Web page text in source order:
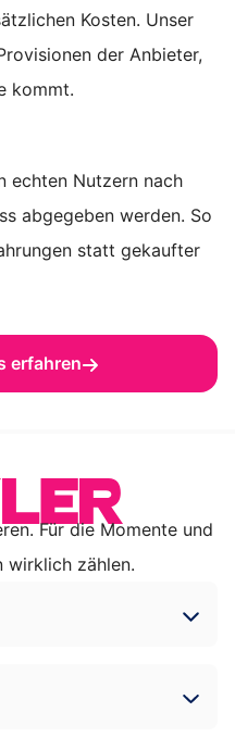
Kosten. Unser
der Anbieter,
kommt.
echten Nutzern nach
abgegeben werden. So
statt gekaufter
erfahren
Für die Momente und
wirklich zählen.